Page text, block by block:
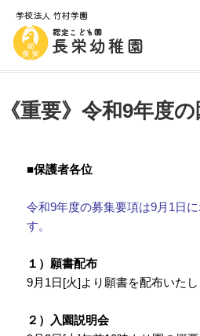
カテゴリー: お知らせ
《重要》令和9年度
■保護者各位
令和9年度の募集要項は9月1日
す。
１）願書配布
9月1日[火]より願書を配布いたし
２）入園説明会